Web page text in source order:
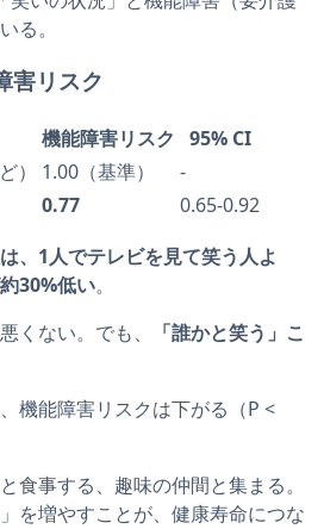
る。
害リスク
機能障害リスク
95% CI
）
1.00（基準）
-
0.77
0.65-0.92
、1人でテレビを見て笑う人よ
30%低い。
くない。でも、
「誰かと笑う」こ
機能障害リスクは下がる（P <
食事する、趣味の仲間と集まる。
を増やすことが、健康寿命につな